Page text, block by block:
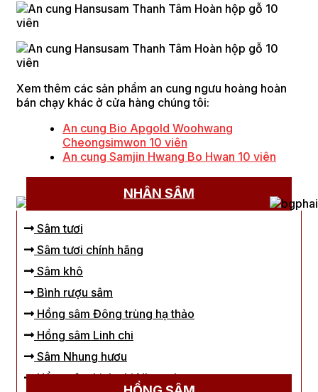
Xem thêm các sản phẩm an cung ngưu hoàng hoàn
bán chạy khác ở cửa hàng chúng tôi:
An cung Bio Apgold Woohwang
Cheongsimwon 10 viên
An cung Samjin Hwang Bo Hwan 10 viên
NHÂN SÂM
Sâm tươi
Sâm tươi chính hãng
Sâm khô
Bình rượu sâm
Hồng sâm Đông trùng hạ thảo
Hồng sâm Linh chi
Sâm Nhung hươu
Hồng sâm Linh chi Nhung hươu